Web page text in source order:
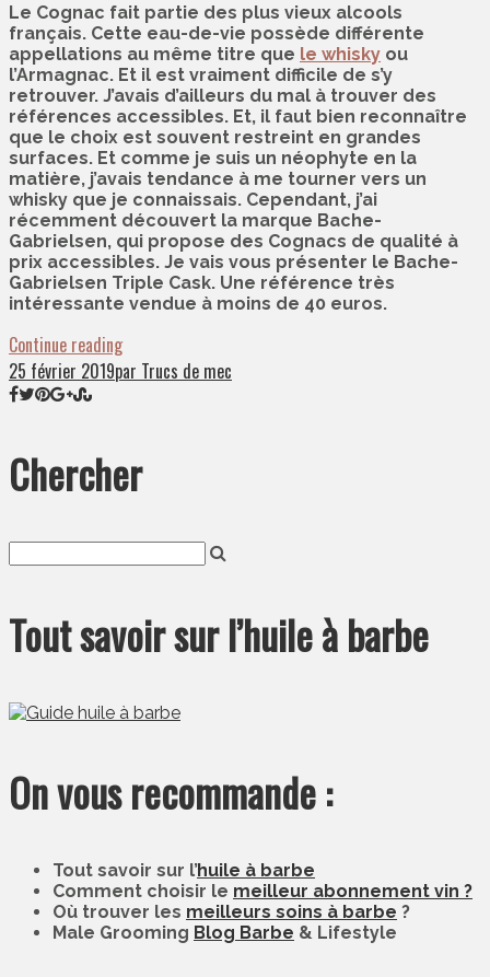
Le Cognac fait partie des plus vieux alcools
français. Cette eau-de-vie possède différente
appellations au même titre que le whisky ou
l’Armagnac. Et il est vraiment difficile de s’y
retrouver. J’avais d’ailleurs du mal à trouver des
références accessibles. Et, il faut bien reconnaître
que le choix est souvent restreint en grandes
surfaces. Et comme je suis un néophyte en la
matière, j’avais tendance à me tourner vers un
whisky que je connaissais. Cependant, j’ai
récemment découvert la marque Bache-
Gabrielsen, qui propose des Cognacs de qualité à
prix accessibles. Je vais vous présenter le Bache-
Gabrielsen Triple Cask. Une référence très
intéressante vendue à moins de 40 euros.
Continue reading
25 février 2019par Trucs de mec
Chercher
Tout savoir sur l’huile à barbe
On vous recommande :
Tout savoir sur l’huile à barbe
Comment choisir le meilleur abonnement vin ?
Où trouver les meilleurs soins à barbe ?
Male Grooming Blog Barbe & Lifestyle